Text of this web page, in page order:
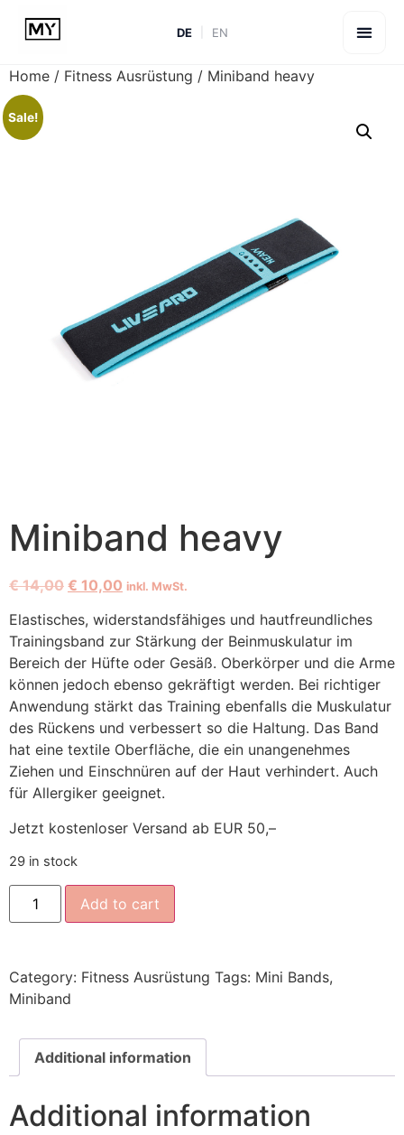
DE EN
Home / Fitness Ausrüstung / Miniband heavy
Sale!
Miniband heavy
€14,00 € 10,00 inkl. MwSt.
Elastisches, widerstandsfähiges und hautfreundliches
Trainingsband zur Stärkung der Beinmuskulatur im
Bereich der Hüfte oder Gesäß. Oberkörper und die Arme
können jedoch ebenso gekräftigt werden. Bei richtiger
Anwendung stärkt das Training ebenfalls die Muskulatur
des Rückens und verbessert so die Haltung. Das Band
hat eine textile Oberfläche, die ein unangenehmes
Ziehen und Einschnüren auf der Haut verhindert. Auch
für Allergiker geeignet.
Jetzt kostenloser Versand ab EUR 50,–
29 in stock
Add to cart
Category: Fitness Ausrüstung Tags: Mini Bands,
Miniband
Additional information
Additional information